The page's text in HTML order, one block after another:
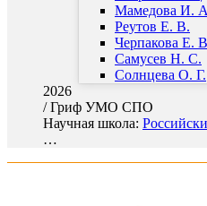
Мамедова И.
Реутов Е. В.
Черпакова Е.
Самусев Н. С.
Солнцева О. Г.
2026
/Гриф УМО СПО
Научная школа:
…